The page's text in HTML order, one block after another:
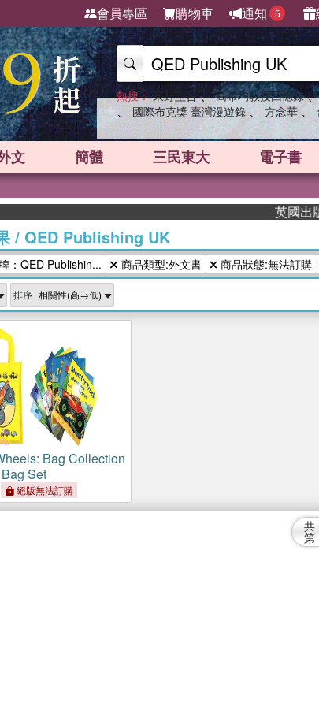
會員專區 購物車 通知 5
熱搜： 東野圭吾 、 高希均教授回憶錄 、
、 國際布克獎 臺灣漫遊錄 、 方念華 、
文 簡體 三民東大 電子書
英國出版
/ QED Publishing UK
：QED Publishin... 商品類型:外文書 商品狀態:無法訂購
排序
Bag Collection
Set
絕版無法訂購
共
第